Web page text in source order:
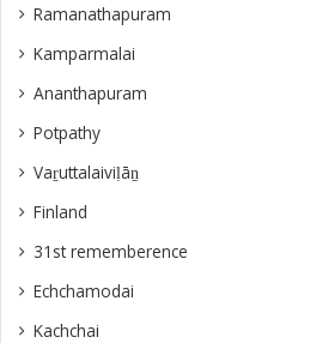
Ramanathapuram
Kamparmalai
Ananthapuram
‎Potpathy
Vaṟuttalaiviḷāṉ
Finland
31st rememberence
Echchamodai
Kachchai